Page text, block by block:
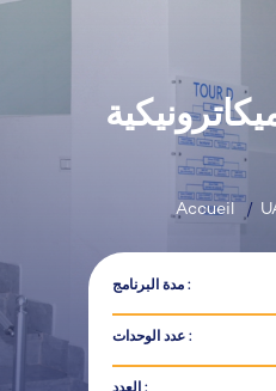
Accueil
مدة البرنامج :
عدد الوحدات :